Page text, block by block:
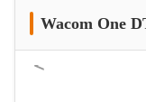
Wacom One
＜